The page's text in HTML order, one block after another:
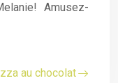
Amusez-
au chocolat